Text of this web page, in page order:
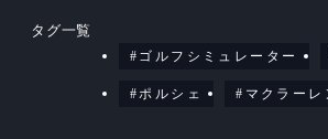
タグ一覧
ゴルフシミュレーター
ポルシェ マクラーレ